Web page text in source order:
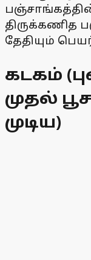
திருக்கணித
தேதியும்
கடகம்
முதல்
முடிய)